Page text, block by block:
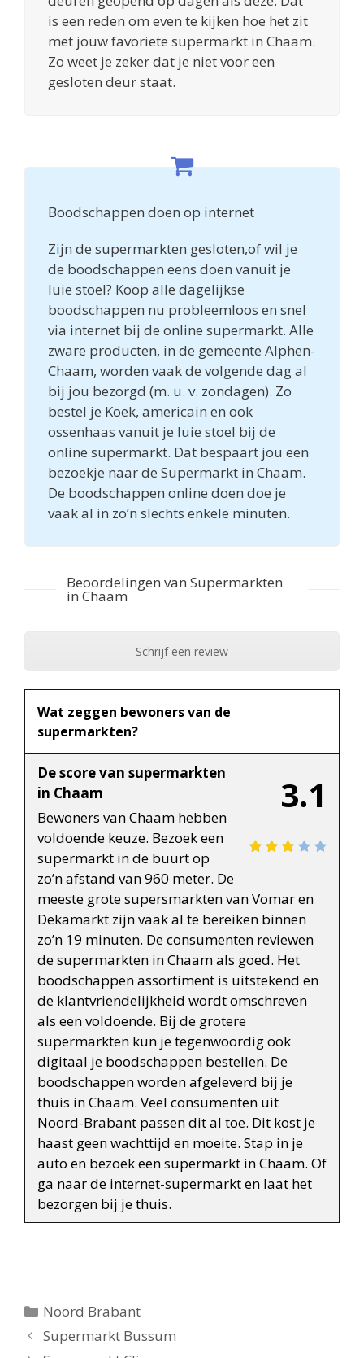
is een reden om even te kijken hoe het zit
met jouw favoriete supermarkt in Chaam.
Zo weet je zeker dat je niet voor een
gesloten deur staat.
Boodschappen doen op internet
Zijn de supermarkten gesloten,of wil je
de boodschappen eens doen vanuit je
luie stoel? Koop alle dagelijkse
boodschappen nu probleemloos en snel
via internet bij de online supermarkt. Alle
zware producten, in de gemeente Alphen-
Chaam, worden vaak de volgende dag al
bij jou bezorgd (m. u. v. zondagen). Zo
bestel je Koek, americain en ook
ossenhaas vanuit je luie stoel bij de
online supermarkt. Dat bespaart jou een
bezoekje naar de Supermarkt in Chaam.
De boodschappen online doen doe je
vaak al in zo’n slechts enkele minuten.
Beoordelingen van Supermarkten
in Chaam
Schrijf een review
Wat zeggen bewoners van de
supermarkten?
3.1
De score van supermarkten
in Chaam
Bewoners van Chaam hebben
voldoende keuze. Bezoek een
supermarkt in de buurt op
zo’n afstand van 960 meter. De
meeste grote supersmarkten van Vomar en
Dekamarkt zijn vaak al te bereiken binnen
zo’n 19 minuten. De consumenten reviewen
de supermarkten in Chaam als goed. Het
boodschappen assortiment is uitstekend en
de klantvriendelijkheid wordt omschreven
als een voldoende. Bij de grotere
supermarkten kun je tegenwoordig ook
digitaal je boodschappen bestellen. De
boodschappen worden afgeleverd bij je
thuis in Chaam. Veel consumenten uit
Noord-Brabant passen dit al toe. Dit kost je
haast geen wachttijd en moeite. Stap in je
auto en bezoek een supermarkt in Chaam. Of
ga naar de internet-supermarkt en laat het
bezorgen bij je thuis.
Categorieën
Noord Brabant
Berichtnavigatie
Supermarkt Bussum